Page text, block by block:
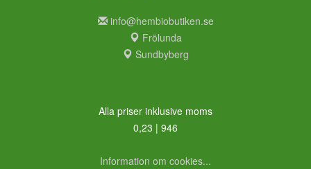
info@hembiobutiken.se
Frölunda
Sundbyberg
Alla priser inklusive moms
0,23 | 946
Information om cookies...